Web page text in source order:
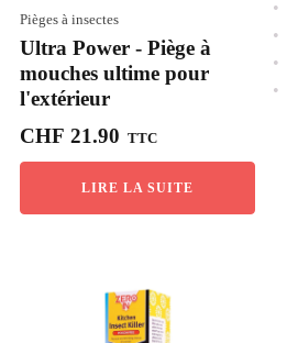
Pièges à insectes
Ultra Power - Piège à
mouches ultime pour
l'extérieur
CHF 21.90 TTC
LIRE LA SUITE